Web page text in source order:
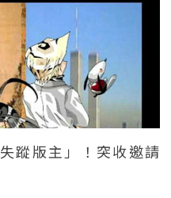
蹤版主」！突收邀請